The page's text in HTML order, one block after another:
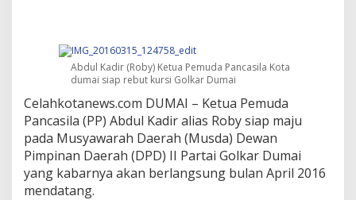
S
i
a
p
R
e
b
u
K
Abdul Kadir (Roby) Ketua Pemuda Pancasila Kota
dumai siap rebut kursi Golkar Dumai
Celahkotanews.com DUMAI – Ketua Pemuda
Pancasila (PP) Abdul Kadir alias Roby siap maju
pada Musyawarah Daerah (Musda) Dewan
Pimpinan Daerah (DPD) II Partai Golkar Dumai
yang kabarnya akan berlangsung bulan April 2016
mendatang.